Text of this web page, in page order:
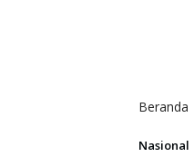
Beranda
Nasional